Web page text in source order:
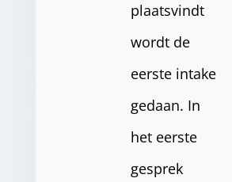
plaatsvindt
wordt de
eerste intake
gedaan. In
het eerste
gesprek